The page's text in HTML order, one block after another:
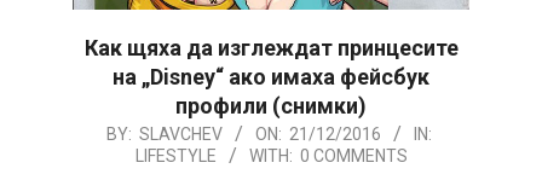
Как щяха да изглеждат принцесите
на „Disney“ ако имаха фейсбук
профили (снимки)
2016-BY: SLAVCHEV ON: 21/12/2016
IN:
LIFESTYLE
WITH: 0 COMMENTS